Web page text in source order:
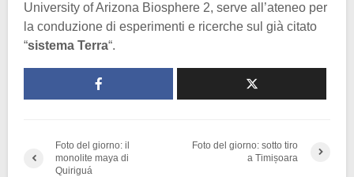
University of Arizona Biosphere 2, serve all’ateneo per
la conduzione di esperimenti e ricerche sul già citato
“sistema Terra“.
Foto del giorno: il
monolite maya di
Quiriguá
Foto del giorno: sotto tiro
a Timișoara